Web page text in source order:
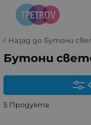
Назад до Бутони
Бутони
5 Продукта